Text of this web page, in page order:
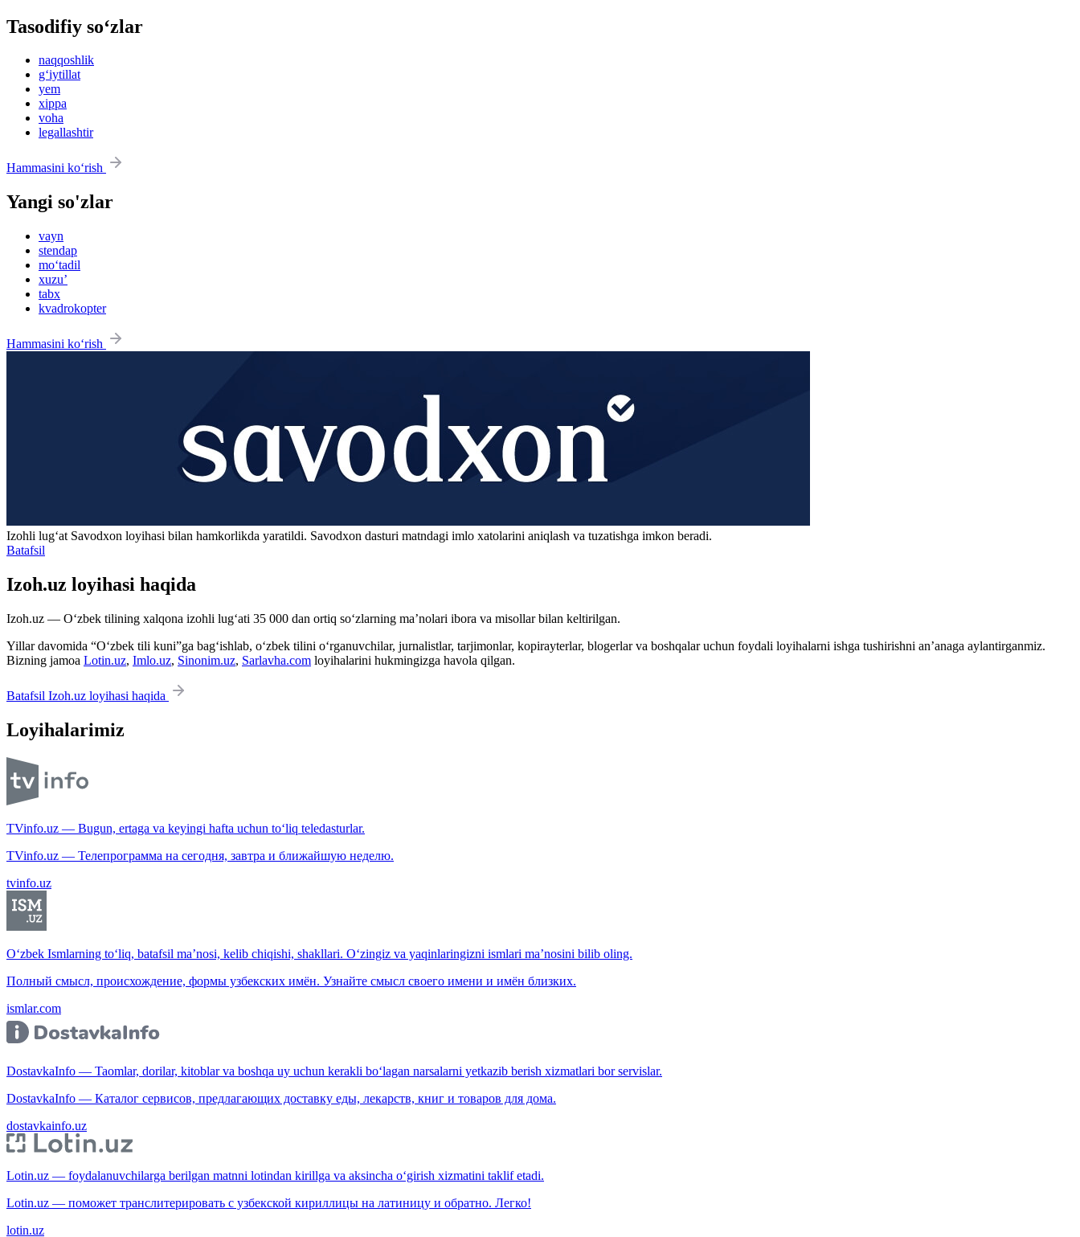
Tasodifiy so‘zlar
naqqoshlik
g‘iytillat
yem
xippa
voha
legallashtir
Hammasini ko‘rish
Yangi so'zlar
vayn
stendap
mo‘tadil
xuzu’
tabx
kvadrokopter
Hammasini ko‘rish
Izohli lugʻat Savodxon loyihasi bilan hamkorlikda yaratildi. Savodxon dasturi matndagi imlo xatolarini aniqlash va tuzatishga imkon beradi.
Batafsil
Izoh.uz loyihasi haqida
Izoh.uz — O‘zbek tilining xalqona izohli lug‘ati 35 000 dan ortiq so‘zlarning ma’nolari ibora va misollar bilan keltirilgan.
Yillar davomida “O‘zbek tili kuni”ga bag‘ishlab, o‘zbek tilini o‘rganuvchilar, jurnalistlar, tarjimonlar, kopirayterlar, blogerlar va boshqalar uchun foydali loyihalarni ishga tushirishni an’anaga aylantirganmiz.
Bizning jamoa Lotin.uz, Imlo.uz, Sinonim.uz, Sarlavha.com loyihalarini hukmingizga havola qilgan.
Batafsil Izoh.uz loyihasi haqida
Loyihalarimiz
TVinfo.uz — Bugun, ertaga va keyingi hafta uchun to‘liq teledasturlar.
TVinfo.uz — Телепрограмма на сегодня, завтра и ближайшую неделю.
tvinfo.uz
O‘zbek Ismlarning to‘liq, batafsil ma’nosi, kelib chiqishi, shakllari. O‘zingiz va yaqinlaringizni ismlari ma’nosini bilib oling.
Полный смысл, происхождение, формы узбекских имён. Узнайте смысл своего имени и имён близких.
ismlar.com
DostavkaInfo — Taomlar, dorilar, kitoblar va boshqa uy uchun kerakli bo‘lagan narsalarni yetkazib berish xizmatlari bor servislar.
DostavkaInfo — Каталог сервисов, предлагающих доставку еды, лекарств, книг и товаров для дома.
dostavkainfo.uz
Lotin.uz — foydalanuvchilarga berilgan matnni lotindan kirillga va aksincha o‘girish xizmatini taklif etadi.
Lotin.uz — поможет транслитерировать с узбекской кириллицы на латиницу и обратно. Легко!
lotin.uz